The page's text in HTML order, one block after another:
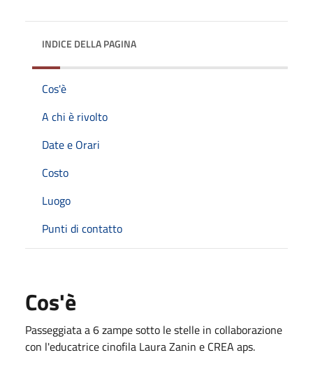
INDICE DELLA PAGINA
Cos'è
A chi è rivolto
Date e Orari
Costo
Luogo
Punti di contatto
Cos'è
Passeggiata a 6 zampe sotto le stelle in collaborazione
con l'educatrice cinofila Laura Zanin e CREA aps.